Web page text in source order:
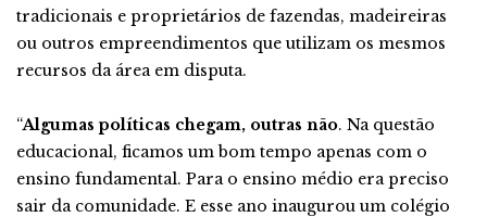
tradicionais e proprietários de fazendas, madeireiras
ou outros empreendimentos que utilizam os mesmos
recursos da área em disputa.
“Algumas políticas chegam, outras não. Na questão
educacional, ficamos um bom tempo apenas com o
ensino fundamental. Para o ensino médio era preciso
sair da comunidade. E esse ano inaugurou um colégio